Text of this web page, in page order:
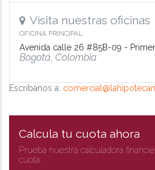
Visita nuestras oficinas
OFICINA PRINCIPAL
Avenida calle 26 #85B-09 -
Bogotá, Colombia
Escribanos a:
Calcula tu cuota ahora
Prueba nuestra calculadora
cuota.